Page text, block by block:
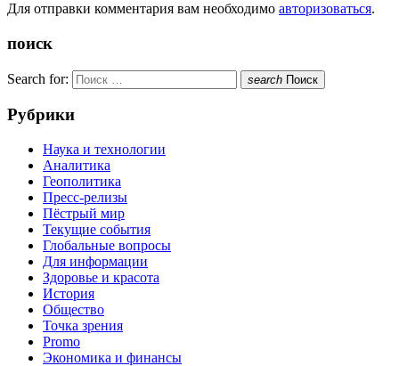
Для отправки комментария вам необходимо авторизоваться.
поиск
Search for: search Поиск
Рубрики
Наука и технологии
Аналитика
Геополитика
Пресс-релизы
Пёстрый мир
Текущие события
Глобальные вопросы
Для информации
Здоровье и красота
История
Общество
Точка зрения
Promo
Экономика и финансы